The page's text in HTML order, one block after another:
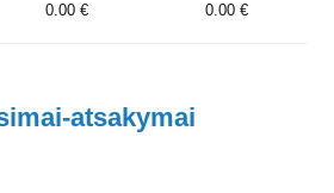
0.00 € 0.00 €
atsakymai